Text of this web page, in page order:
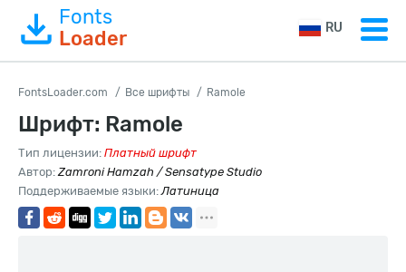
Fonts
Loader
RU
FontsLoader.com Все шрифты Ramole
Шрифт: Ramole
Тип лицензии: Платный шрифт
Автор:Zamroni Hamzah / Sensatype Studio
Поддерживаемые языки:Латиница